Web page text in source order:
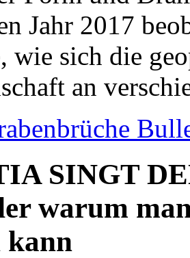
Jahr 2017
wie sich die
an
SINGT
warum
kann